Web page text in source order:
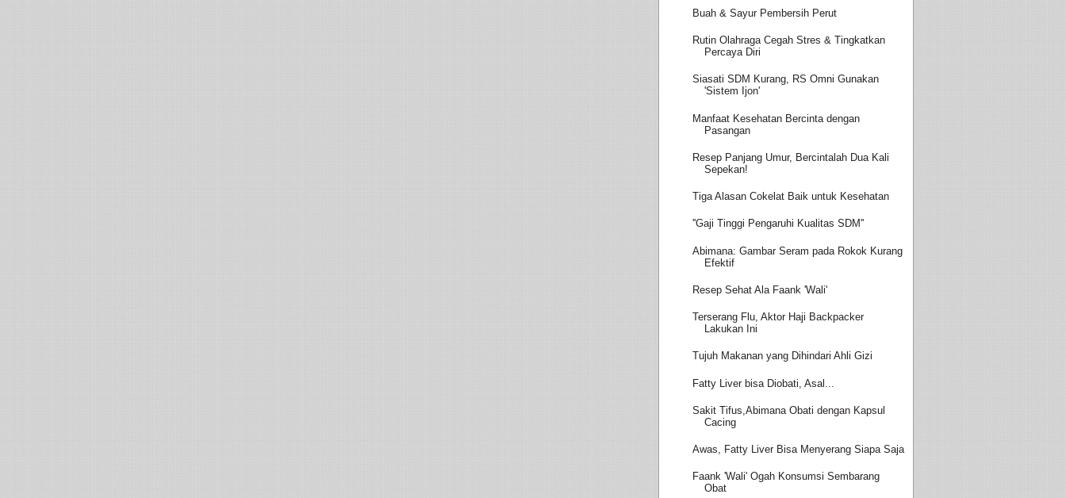
Buah & Sayur Pembersih Perut
Rutin Olahraga Cegah Stres & Tingkatkan
Percaya Diri
Siasati SDM Kurang, RS Omni Gunakan
'Sistem Ijon'
Manfaat Kesehatan Bercinta dengan
Pasangan
Resep Panjang Umur, Bercintalah Dua Kali
Sepekan!
Tiga Alasan Cokelat Baik untuk Kesehatan
''Gaji Tinggi Pengaruhi Kualitas SDM''
Abimana: Gambar Seram pada Rokok Kurang
Efektif
Resep Sehat Ala Faank 'Wali'
Terserang Flu, Aktor Haji Backpacker
Lakukan Ini
Tujuh Makanan yang Dihindari Ahli Gizi
Fatty Liver bisa Diobati, Asal...
Sakit Tifus,Abimana Obati dengan Kapsul
Cacing
Awas, Fatty Liver Bisa Menyerang Siapa Saja
Faank 'Wali' Ogah Konsumsi Sembarang
Obat